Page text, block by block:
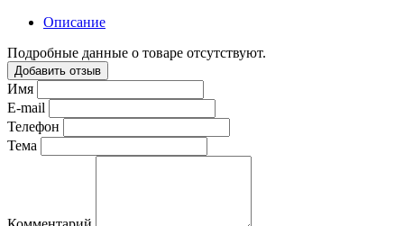
Описание
Подробные данные о товаре отсутствуют.
Добавить отзыв
Имя
E-mail
Телефон
Тема